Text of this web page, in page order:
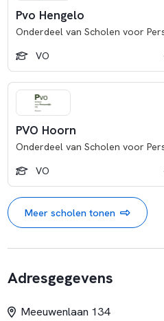
Pvo Hengelo
Onderdeel van Scholen voor
VO
PVO Hoorn
Onderdeel van Scholen voor
VO
Meer scholen tonen
Adresgegevens
Meeuwenlaan 134